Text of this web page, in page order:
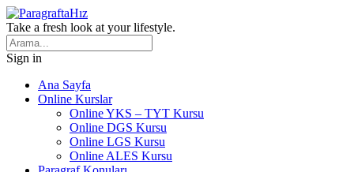
Take a fresh look at your lifestyle.
Sign in
Ana Sayfa
Online Kurslar
Online YKS – TYT Kursu
Online DGS Kursu
Online LGS Kursu
Online ALES Kursu